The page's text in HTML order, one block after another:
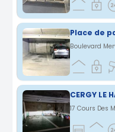
Boulevard
CERGY LE
17 Cours Des